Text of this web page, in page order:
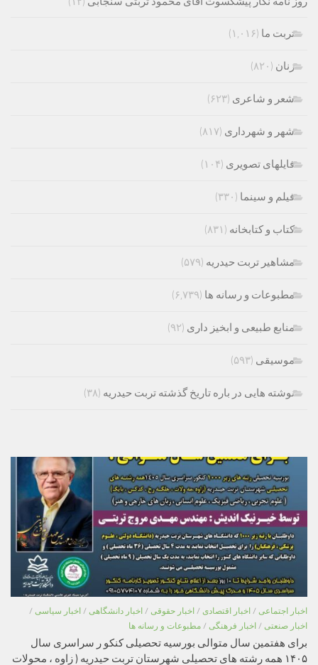
تربت ما (۱,۰۱۶)
زنان (۸۲۰)
شعر و شاعری (۶۲۳)
شهر و شهرداری (۸۱۷)
فایلهای تصویری (۱۰۴)
فیلم و سینما (۳۳۰)
کتاب و کتابخانه (۸۳۱)
مشاهیر تربت حیدریه (۵۷۹)
مطبوعات و رسانه ها (۶,۷۳۹)
منابع طبیعی و ابخیز داری (۹۲)
موسیقی (۵۹۳)
نوشته هایی در باره تاریخ گذشته تربت حیدریه (۳۸)
اخبار اجتماعی / اخبار اقتصادی / اخبار حقوقی / اخبار دانشگاهی / اخبار سیاسی /
اخبار صنعتی / اخبار فرهنگی / مطبوعات و رسانه ها
برای هفتمین سال متوالی بورسیه تحصیلی کنکو ر سراسری سال
۱۴۰۵ همه رشته های تحصیلی شهرستان تربت حیدریه ( زاوه ، محولات